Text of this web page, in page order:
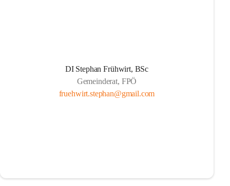
DI Stephan Frühwirt, BSc
Gemeinderat, FPÖ
fruehwirt.stephan@gmail.com